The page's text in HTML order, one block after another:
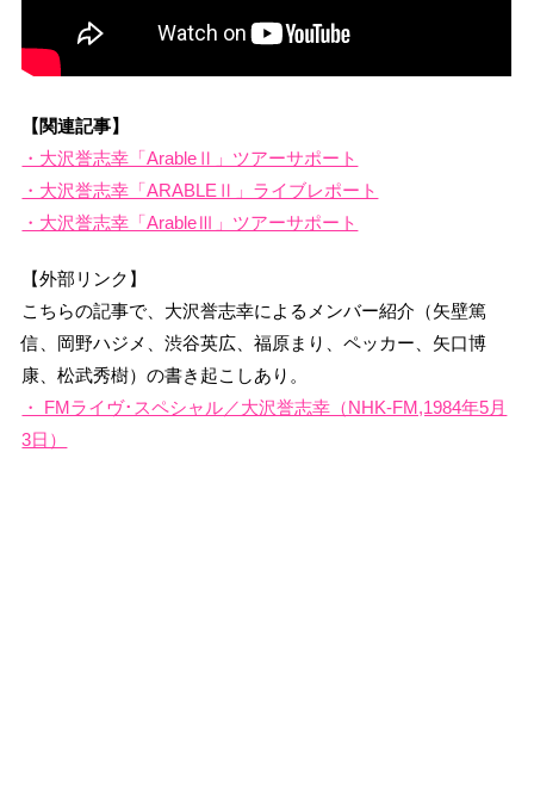
【関連記事】
・大沢誉志幸「ArableⅡ」ツアーサポート
・大沢誉志幸「ARABLEⅡ」ライブレポート
・大沢誉志幸「ArableⅢ」ツアーサポート
【外部リンク】
こちらの記事で、大沢誉志幸によるメンバー紹介（矢壁篤
信、岡野ハジメ、渋谷英広、福原まり、ペッカー、矢口博
康、松武秀樹）の書き起こしあり。
・ FMライヴ･スペシャル／大沢誉志幸（NHK-FM,1984年5月
3日）